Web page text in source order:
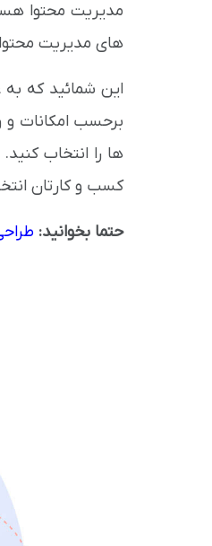
مدیریت محتوا
های مدیریت
این شمائید که
برحسب امکانات و
ها را انتخاب
کسب و کارتان
حتما بخوانید: